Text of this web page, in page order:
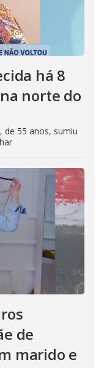
há 8
norte do
de 55 anos, sumiu
de
marido e